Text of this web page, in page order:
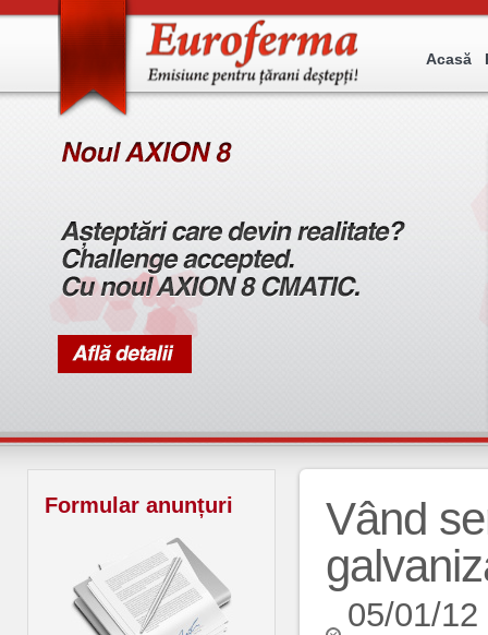
Acasă
Formular anunțuri
Vând
05/01/